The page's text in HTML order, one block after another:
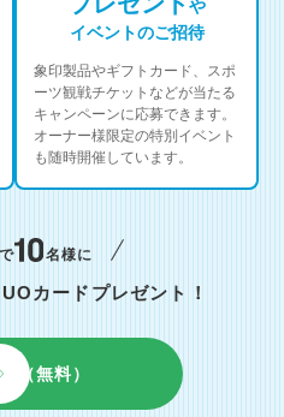
や
イベントのご招待
象印製品やギフトカード、スポ
ーツ観戦チケットなどが当たる
キャンペーンに応募できます。
オーナー様限定の特別イベント
も随時開催しています。
名様に
カードプレゼント！
（無料）